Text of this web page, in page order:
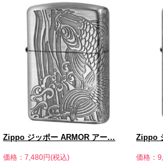
Zippo ジッポー ARMOR アー…
価格：7,480円(税込)
Zippo
価格：